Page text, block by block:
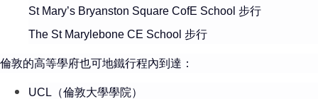
St Mary’s Bryanston Square CofE School 步行
The St Marylebone CE School 步行
倫敦的高等學府也可地鐵行程內到達：
UCL（倫敦大學學院）